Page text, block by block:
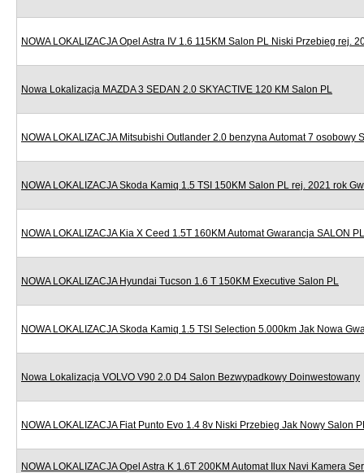
NOWA LOKALIZACJA Opel Astra IV 1.6 115KM Salon PL Niski Przebieg rej.
Nowa Lokalizacja MAZDA 3 SEDAN 2.0 SKYACTIVE 120 KM Salon PL
NOWA LOKALIZACJA Mitsubishi Outlander 2.0 benzyna Automat 7 osobowy
NOWA LOKALIZACJA Skoda Kamiq 1.5 TSI 150KM Salon PL rej. 2021 rok
NOWA LOKALIZACJA Kia X Ceed 1.5T 160KM Automat Gwarancja SALON PL
NOWA LOKALIZACJA Hyundai Tucson 1.6 T 150KM Executive Salon PL
NOWA LOKALIZACJA Skoda Kamiq 1.5 TSI Selection 5.000km Jak Nowa
Nowa Lokalizacja VOLVO V90 2.0 D4 Salon Bezwypadkowy Doinwestowany
NOWA LOKALIZACJA Fiat Punto Evo 1.4 8v Niski Przebieg Jak Nowy Salon
NOWA LOKALIZACJA Opel Astra K 1.6T 200KM Automat Ilux Navi Kamera